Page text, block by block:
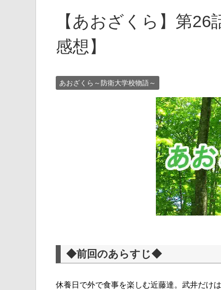
【あおざくら】第
感想】
あおざくら～防衛大学校物語～
◆前回のあらすじ◆
休養日で外で食事を楽しむ近藤達。武井だけ